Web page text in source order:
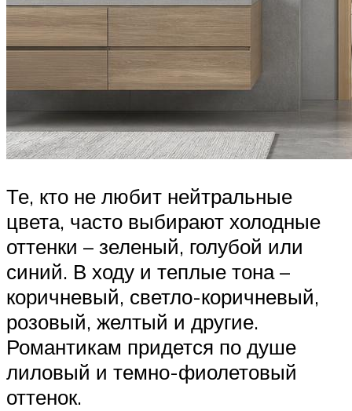
Те, кто не любит нейтральные
цвета, часто выбирают холодные
оттенки – зеленый, голубой или
синий. В ходу и теплые тона –
коричневый, светло-коричневый,
розовый, желтый и другие.
Романтикам придется по душе
лиловый и темно-фиолетовый
оттенок.